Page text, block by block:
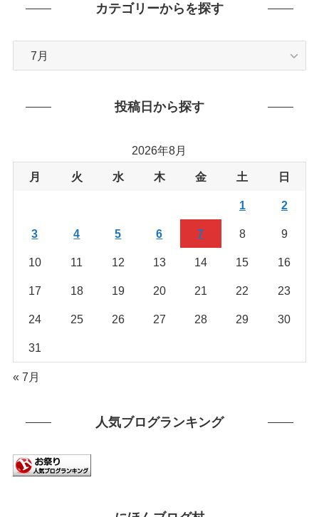
カテゴリーからを探す
投稿日から探す
2026年8月
月 火 水 木 金 土 日
1 2
3 4 5 6 7 8 9
10 11 12 13 14 15 16
17 18 19 20 21 22 23
24 25 26 27 28 29 30
31
« 7月
人気ブログランキング